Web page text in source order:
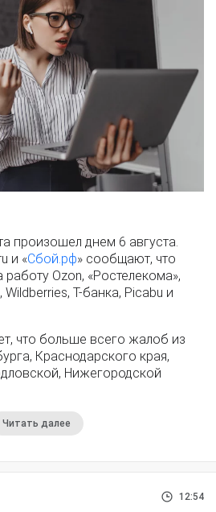
произошел днем 6 августа.
и «Сбой.рф» сообщают, что
Ozon, «Ростелекома»,
Т-банка, Picabu и
что больше всего жалоб из
Краснодарского края,
Нижегородской
Читать далее
12:54